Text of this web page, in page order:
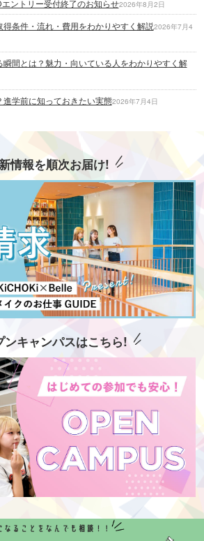
ントリー受付終了のお知らせ2026年8月2日
条件・流れ・費用をわかりやすく解説2026年7月4
間とは？魅力・向いている人をわかりやすく解
学前に知っておきたい実態2026年7月4日
情報を順次お届け!
ンキャンパスはこちら!